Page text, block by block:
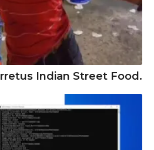
Indian Street Food.